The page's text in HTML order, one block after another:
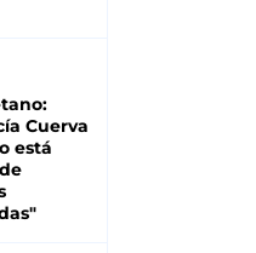
Cuerva
está